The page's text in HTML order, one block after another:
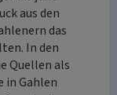
aus den
das
In den
Quellen als
in Gahlen